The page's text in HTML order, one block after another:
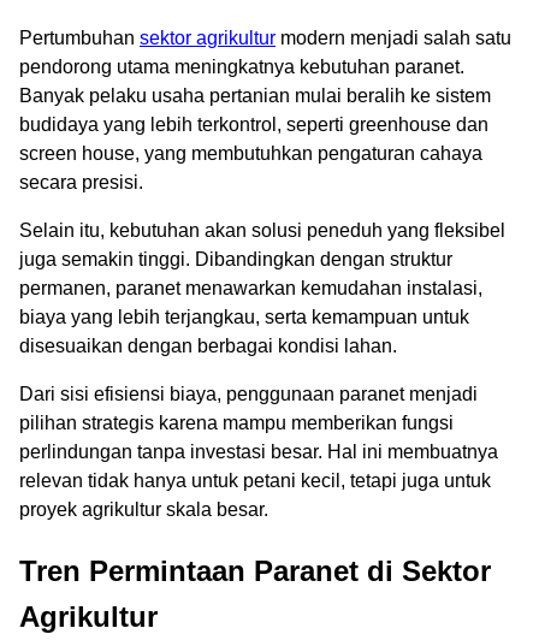
Pertumbuhan sektor agrikultur modern menjadi salah satu
pendorong utama meningkatnya kebutuhan paranet.
Banyak pelaku usaha pertanian mulai beralih ke sistem
budidaya yang lebih terkontrol, seperti greenhouse dan
screen house, yang membutuhkan pengaturan cahaya
secara presisi.
Selain itu, kebutuhan akan solusi peneduh yang fleksibel
juga semakin tinggi. Dibandingkan dengan struktur
permanen, paranet menawarkan kemudahan instalasi,
biaya yang lebih terjangkau, serta kemampuan untuk
disesuaikan dengan berbagai kondisi lahan.
Dari sisi efisiensi biaya, penggunaan paranet menjadi
pilihan strategis karena mampu memberikan fungsi
perlindungan tanpa investasi besar. Hal ini membuatnya
relevan tidak hanya untuk petani kecil, tetapi juga untuk
proyek agrikultur skala besar.
Tren Permintaan Paranet di Sektor
Agrikultur